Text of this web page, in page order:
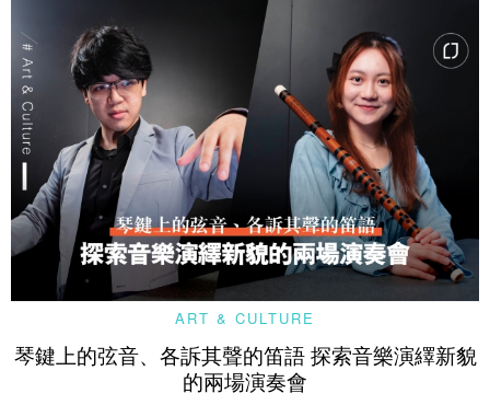
ART & CULTURE
琴鍵上的弦音、各訴其聲的笛語 探索音樂演繹新貌
的兩場演奏會